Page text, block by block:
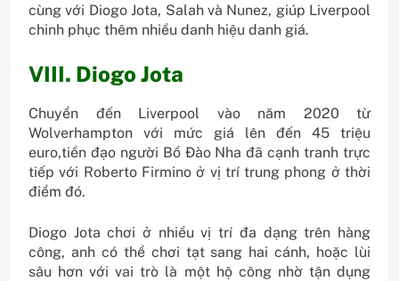
cùng với Diogo Jota, Salah và Nunez, giúp Liverpool
chinh phục thêm nhiều danh hiệu danh giá.
VIII. Diogo Jota
Chuyển đến Liverpool vào năm 2020 từ
Wolverhampton với mức giá lên đến 45 triệu
euro,tiền đạo người Bồ Đào Nha đã cạnh tranh trực
tiếp với Roberto Firmino ở vị trí trung phong ở thời
điểm đó.
Diogo Jota chơi ở nhiều vị trí đa dạng trên hàng
công, anh có thể chơi tạt sang hai cánh, hoặc lùi
sâu hơn với vai trò là một hộ công nhờ tận dụng